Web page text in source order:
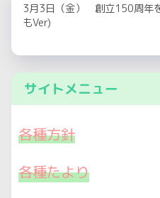
3月3日（金） 創立150周年
もVer)
サイトメニュー
各種方針
各種たより